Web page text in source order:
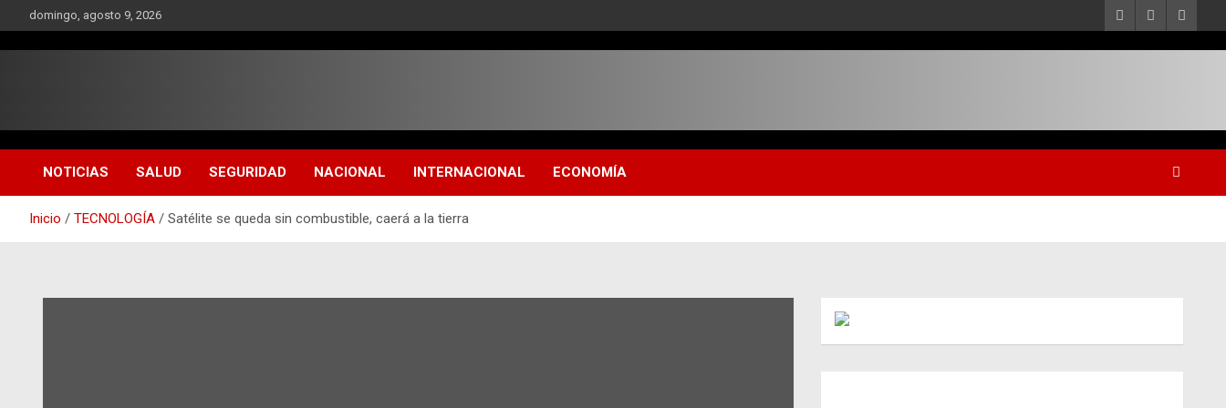
al
contenido
domingo, agosto 9, 2026
NOTICIAS SALUD SEGURIDAD NACIONAL INTERNACIONAL ECONOMÍA
Inicio TECNOLOGÍA Satélite se queda sin combustible, caerá a la tierra